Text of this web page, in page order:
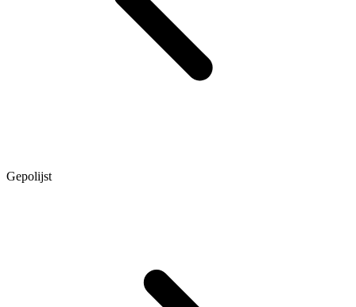
Gepolijst